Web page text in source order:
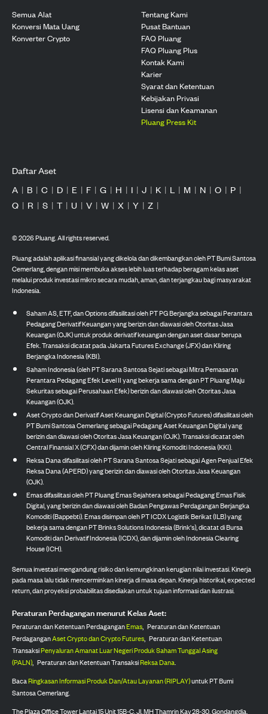
Semua Alat
Konversi Mata Uang
Konverter Crypto
Tentang Kami
Pusat Bantuan
FAQ Pluang
FAQ Pluang Plus
Kontak Kami
Karier
Syarat dan Ketentuan
Kebijakan Privasi
Lisensi dan Keamanan
Pluang Press Kit
Daftar Aset
A | B | C | D | E | F | G | H | I | J | K | L | M | N | O | P |
Q | R | S | T | U | V | W | X | Y | Z |
©2026Pluang. All rights reserved.
Pluang adalah aplikasi finansial yang dikelola dan dikembangkan oleh PT Bumi Santosa
Cemerlang, dengan misi membuka akses lebih luas terhadap beragam kelas aset
melalui produk investasi mikro secara mudah, aman, dan terjangkau bagi masyarakat
Indonesia.
Saham AS, ETF, dan Options difasilitasi oleh PT PG Berjangka sebagai Perantara
Pedagang Derivatif Keuangan yang berizin dan diawasi oleh Otoritas Jasa
Keuangan (OJK) untuk produk derivatif keuangan dengan aset dasar berupa
Efek. Transaksi dicatat pada Jakarta Futures Exchange (JFX) dan Kliring
Berjangka Indonesia (KBI).
Saham Indonesia (oleh PT Sarana Santosa Sejati sebagai Mitra Pemasaran
Perantara Pedagang Efek Level II yang bekerja sama dengan PT Pluang Maju
Sekuritas sebagai Perusahaan Efek) berizin dan diawasi oleh Otoritas Jasa
Keuangan (OJK).
Aset Crypto dan Derivatif Aset Keuangan Digital (Crypto Futures) difasilitasi oleh
PT Bumi Santosa Cemerlang sebagai Pedagang Aset Keuangan Digital yang
berizin dan diawasi oleh Otoritas Jasa Keuangan (OJK). Transaksi dicatat oleh
Central Finansial X (CFX) dan dijamin oleh Kliring Komoditi Indonesia (KKI).
Reksa Dana difasilitasi oleh PT Sarana Santosa Sejati sebagai Agen Penjual Efek
Reksa Dana (APERD) yang berizin dan diawasi oleh Otoritas Jasa Keuangan
(OJK).
Emas difasilitasi oleh PT Pluang Emas Sejahtera sebagai Pedagang Emas Fisik
Digital, yang berizin dan diawasi oleh Badan Pengawas Perdagangan Berjangka
Komoditi (Bappebti). Emas disimpan oleh PT ICDX Logistik Berikat (ILB) yang
bekerja sama dengan PT Brinks Solutions Indonesia (Brink's), dicatat di Bursa
Komoditi dan Derivatif Indonesia (ICDX), dan dijamin oleh Indonesia Clearing
House (ICH).
Semua investasi mengandung risiko dan kemungkinan kerugian nilai investasi. Kinerja
pada masa lalu tidak mencerminkan kinerja di masa depan. Kinerja historikal, expected
return, dan proyeksi probabilitas disediakan untuk tujuan informasi dan ilustrasi.
Peraturan Perdagangan menurut Kelas Aset:
Peraturan dan Ketentuan PerdaganganEmas, Peraturan dan Ketentuan
PerdaganganAset Crypto dan Crypto Futures, Peraturan dan Ketentuan
TransaksiPenyaluran Amanat Luar Negeri Produk Saham Tunggal Asing
(PALN), Peraturan dan Ketentuan TransaksiReksa Dana.
BacaRingkasan Informasi Produk Dan/Atau Layanan (RIPLAY)untuk PT Bumi
Santosa Cemerlang.
The Plaza Office Tower Lantai 15 Unit 15B-C, Jl. MH Thamrin Kav 28-30, Gondangdia,